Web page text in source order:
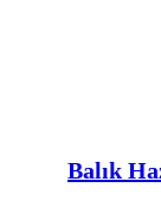
Balık